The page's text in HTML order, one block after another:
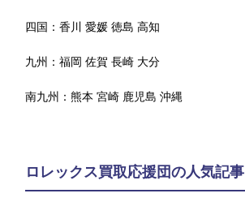
四国：香川 愛媛 徳島 高知
九州：福岡 佐賀 長崎 大分
南九州：熊本 宮崎 鹿児島 沖縄
ロレックス買取応援団の人気記事